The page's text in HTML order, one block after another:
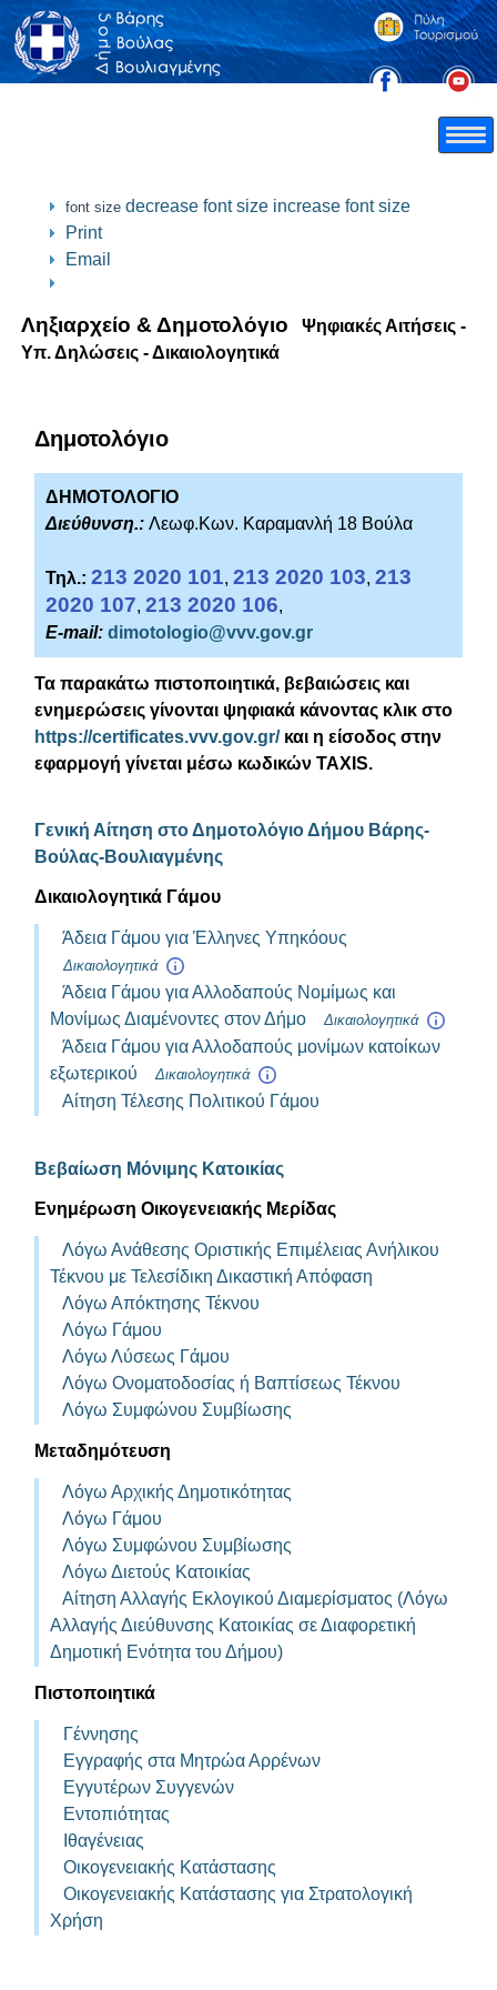
font size decrease font size increase font size
Print
Email
Ληξιαρχείο & Δημοτολόγιο Ψηφιακές Αιτήσεις -
Υπ. Δηλώσεις - Δικαιολογητικά
Δημοτολόγιο
ΔΗΜΟΤΟΛΟΓΙΟ
Διεύθυνση.: Λεωφ.Κων. Καραμανλή 18 Βούλα
Τηλ.: 213 2020 101,213 2020 103,213
2020 107,213 2020 106,
E-mail:dimotologio@vvv.gov.gr
Τα παρακάτω πιστοποιητικά, βεβαιώσεις και
ενημερώσεις γίνονται ψηφιακά κάνοντας κλικ στο
https://certificates.vvv.gov.gr/ και η είσοδος στην
εφαρμογή γίνεται μέσω κωδικών TAXIS.
Γενική Αίτηση στο Δημοτολόγιο Δήμου Βάρης-
Βούλας-Βουλιαγμένης
Δικαιολογητικά Γάμου
Άδεια Γάμου για Έλληνες Υπηκόους
Δικαιολογητικά
Άδεια Γάμου για Αλλοδαπούς Νομίμως και
Μονίμως Διαμένοντες στον Δήμο
Δικαιολογητικά
Άδεια Γάμου για Αλλοδαπούς μονίμων κατοίκων
εξωτερικού
Δικαιολογητικά
Αίτηση Τέλεσης Πολιτικού Γάμου
Βεβαίωση Μόνιμης Κατοικίας
Ενημέρωση Οικογενειακής Μερίδας
Λόγω Ανάθεσης Οριστικής Επιμέλειας Ανήλικου
Τέκνου με Τελεσίδικη Δικαστική Απόφαση
Λόγω Απόκτησης Τέκνου
Λόγω Γάμου
Λόγω Λύσεως Γάμου
Λόγω Ονοματοδοσίας ή Βαπτίσεως Τέκνου
Λόγω Συμφώνου Συμβίωσης
Μεταδημότευση
Λόγω Αρχικής Δημοτικότητας
Λόγω Γάμου
Λόγω Συμφώνου Συμβίωσης
Λόγω Διετούς Κατοικίας
Αίτηση Αλλαγής Εκλογικού Διαμερίσματος (Λόγω
Αλλαγής Διεύθυνσης Κατοικίας σε Διαφορετική
Δημοτική Ενότητα του Δήμου)
Πιστοποιητικά
Γέννησης
Εγγραφής στα Μητρώα Αρρένων
Εγγυτέρων Συγγενών
Εντοπιότητας
Ιθαγένειας
Οικογενειακής Κατάστασης
Οικογενειακής Κατάστασης για Στρατολογική
Χρήση